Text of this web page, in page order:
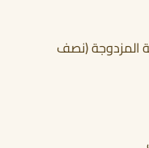
المزدوجة (نصف